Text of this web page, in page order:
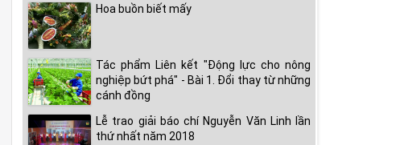
Hoa buồn biết mấy
Tác phẩm Liên kết "Động lực cho nông
nghiệp bứt phá" - Bài 1. Đổi thay từ những
cánh đồng
Lễ trao giải báo chí Nguyễn Văn Linh lần
thứ nhất năm 2018